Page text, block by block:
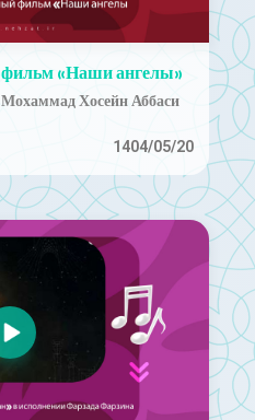
«Наши ангелы»
Хосейн Аббаси
1404/05/20